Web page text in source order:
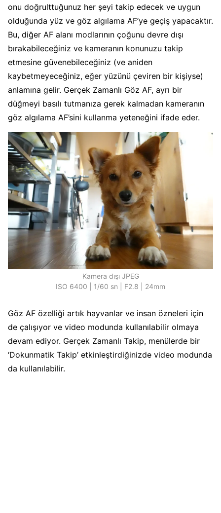
onu doğrulttuğunuz her şeyi takip edecek ve uygun
olduğunda yüz ve göz algılama AF’ye geçiş yapacaktır.
Bu, diğer AF alanı modlarının çoğunu devre dışı
bırakabileceğiniz ve kameranın konunuzu takip
etmesine güvenebileceğiniz (ve aniden
kaybetmeyeceğiniz, eğer yüzünü çeviren bir kişiyse)
anlamına gelir. Gerçek Zamanlı Göz AF, ayrı bir
düğmeyi basılı tutmanıza gerek kalmadan kameranın
göz algılama AF’sini kullanma yeteneğini ifade eder.
Kamera dışı JPEG
ISO 6400 | 1/60 sn | F2.8 | 24mm
Göz AF özelliği artık hayvanlar ve insan özneleri için
de çalışıyor ve video modunda kullanılabilir olmaya
devam ediyor. Gerçek Zamanlı Takip, menülerde bir
‘Dokunmatik Takip’ etkinleştirdiğinizde video modunda
da kullanılabilir.